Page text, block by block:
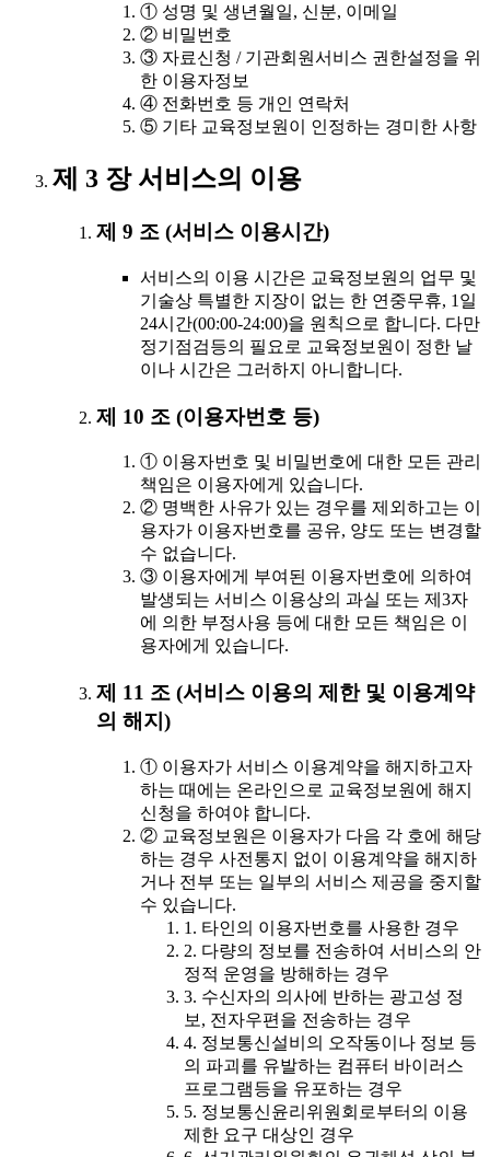
① 성명 및 생년월일, 신분, 이메일
② 비밀번호
③ 자료신청 / 기관회원서비스 권한설정을 위
한 이용자정보
④ 전화번호 등 개인 연락처
⑤ 기타 교육정보원이 인정하는 경미한 사항
제 3 장 서비스의 이용
제 9 조 (서비스 이용시간)
서비스의 이용 시간은 교육정보원의 업무 및
기술상 특별한 지장이 없는 한 연중무휴, 1일
24시간(00:00-24:00)을 원칙으로 합니다. 다만
정기점검등의 필요로 교육정보원이 정한 날
이나 시간은 그러하지 아니합니다.
제 10 조 (이용자번호 등)
① 이용자번호 및 비밀번호에 대한 모든 관리
책임은 이용자에게 있습니다.
② 명백한 사유가 있는 경우를 제외하고는 이
용자가 이용자번호를 공유, 양도 또는 변경할
수 없습니다.
③ 이용자에게 부여된 이용자번호에 의하여
발생되는 서비스 이용상의 과실 또는 제3자
에 의한 부정사용 등에 대한 모든 책임은 이
용자에게 있습니다.
제 11 조 (서비스 이용의 제한 및 이용계약
의 해지)
① 이용자가 서비스 이용계약을 해지하고자
하는 때에는 온라인으로 교육정보원에 해지
신청을 하여야 합니다.
② 교육정보원은 이용자가 다음 각 호에 해당
하는 경우 사전통지 없이 이용계약을 해지하
거나 전부 또는 일부의 서비스 제공을 중지할
수 있습니다.
1. 타인의 이용자번호를 사용한 경우
2. 다량의 정보를 전송하여 서비스의 안
정적 운영을 방해하는 경우
3. 수신자의 의사에 반하는 광고성 정
보, 전자우편을 전송하는 경우
4. 정보통신설비의 오작동이나 정보 등
의 파괴를 유발하는 컴퓨터 바이러스
프로그램등을 유포하는 경우
5. 정보통신윤리위원회로부터의 이용
제한 요구 대상인 경우